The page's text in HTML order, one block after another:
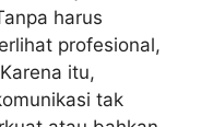
harus
profesional,
itu,
tak